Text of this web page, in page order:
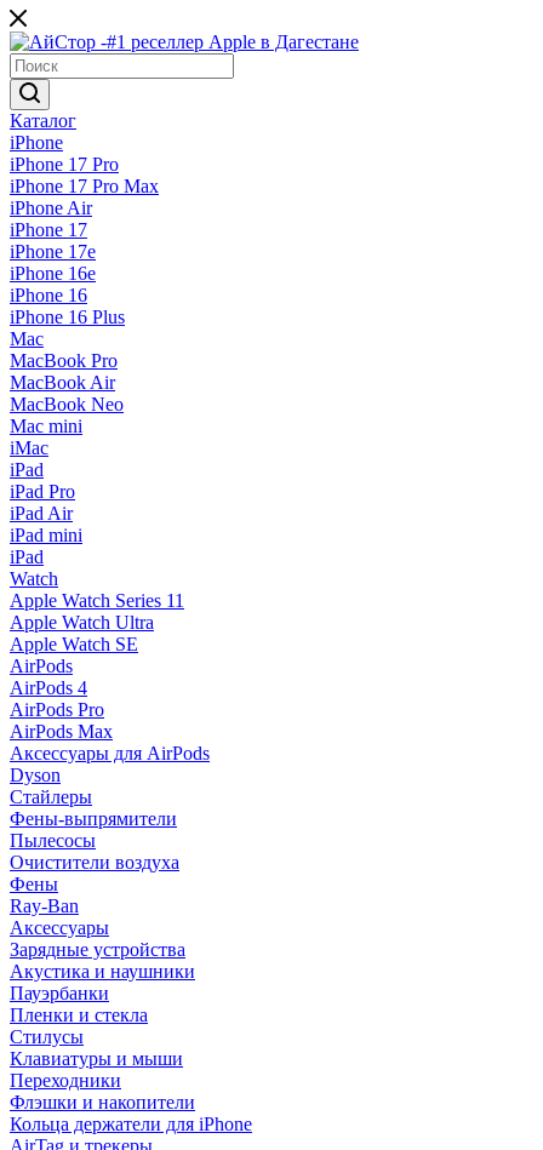
Каталог
iPhone
iPhone 17 Pro
iPhone 17 Pro Max
iPhone Air
iPhone 17
iPhone 17e
iPhone 16e
iPhone 16
iPhone 16 Plus
Mac
MacBook Pro
MacBook Air
MacBook Neo
Mac mini
iMac
iPad
iPad Pro
iPad Air
iPad mini
iPad
Watch
Apple Watch Series 11
Apple Watch Ultra
Apple Watch SE
AirPods
AirPods 4
AirPods Pro
AirPods Max
Аксессуары для AirPods
Dyson
Стайлеры
Фены-выпрямители
Пылесосы
Очистители воздуха
Фены
Ray-Ban
Аксессуары
Зарядные устройства
Акустика и наушники
Пауэрбанки
Пленки и стекла
Стилусы
Клавиатуры и мыши
Переходники
Флэшки и накопители
Кольца держатели для iPhone
AirTag и трекеры